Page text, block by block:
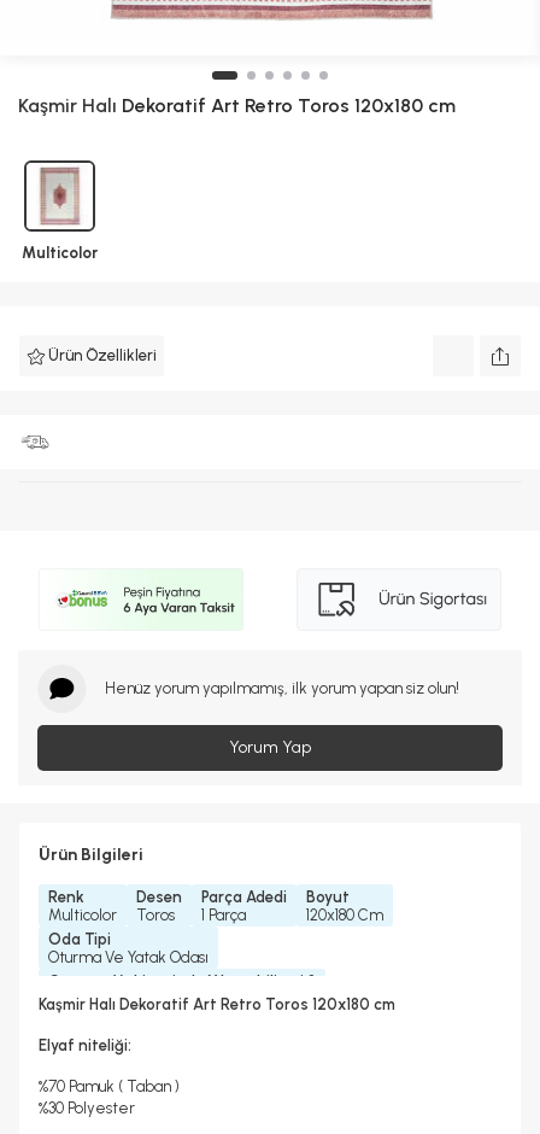
Kaşmir Halı Dekoratif Art Retro Toros 120x180 cm
Multicolor
Ürün Özellikleri
Henüz yorum yapılmamış, ilk yorum yapan siz olun!
Yorum Yap
Ürün Bilgileri
Renk
Multicolor
Desen
Toros
Parça Adedi
1 Parça
Boyut
120x180 Cm
Oda Tipi
Oturma Ve Yatak Odası
Çamaşır Makinesinde Yıkanabilir mi ?
Hayır
Hayır
Hayır
Halı Metrekare (M2)
Kaşmir Halı Dekoratif Art Retro Toros 120x180 cm
Elyaf niteliği:
%70 Pamuk ( Taban )
%30 Polyester